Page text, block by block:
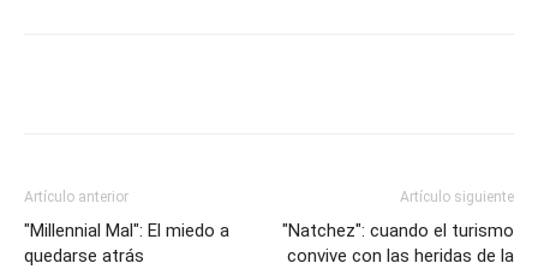
Artículo anterior
"Millennial Mal": El miedo a
quedarse atrás
Artículo siguiente
"Natchez": cuando el turismo
convive con las heridas de la